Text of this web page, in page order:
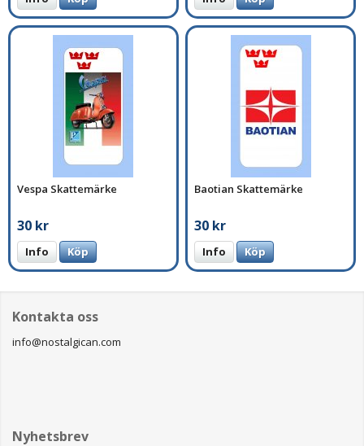
Vespa Skattemärke
30 kr
Info Köp
Baotian Skattemärke
30 kr
Info Köp
Kontakta oss
info@nostalgican.com
Nyhetsbrev